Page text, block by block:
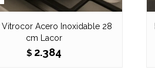
Vitrocor Acero Inoxidable 28
cm Lacor
$ 2.384